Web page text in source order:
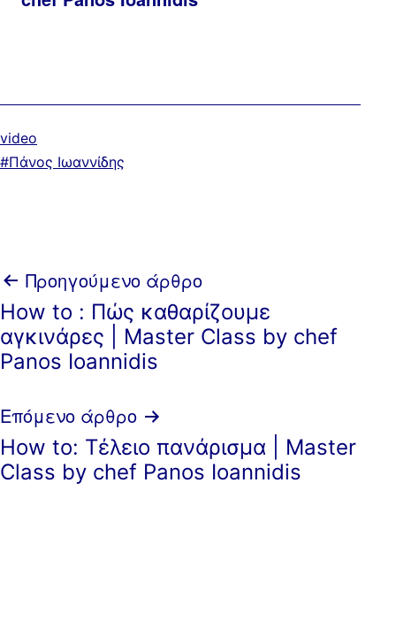
Κατηγοριοποιημένα
ως
video
ΜεΠάνος Ιωαννίδης
Πλοήγηση
άρθρων
Προηγούμενο άρθρο
How to : Πώς καθαρίζουμε
αγκινάρες | Master Class by chef
Panos Ioannidis
Επόμενο άρθρο
How to: Τέλειο πανάρισμα | Master
Class by chef Panos Ioannidis